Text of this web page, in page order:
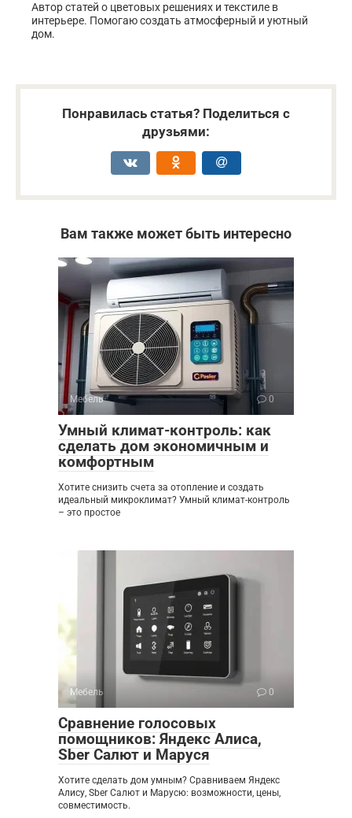
Автор статей о цветовых решениях и текстиле в
интерьере. Помогаю создать атмосферный и уютный
дом.
Понравилась статья? Поделиться с
друзьями:
Вам также может быть интересно
Мебель 0
Умный климат-контроль: как
сделать дом экономичным и
комфортным
Хотите снизить счета за отопление и создать
идеальный микроклимат? Умный климат-контроль
– это простое
Мебель 0
Сравнение голосовых
помощников: Яндекс Алиса,
Sber Салют и Маруся
Хотите сделать дом умным? Сравниваем Яндекс
Алису, Sber Салют и Марусю: возможности, цены,
совместимость.